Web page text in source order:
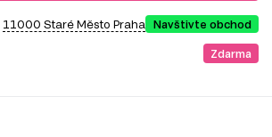
11000 Staré Město Praha Navštivte obchod
Zdarma